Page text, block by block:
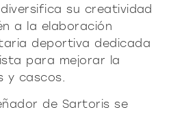
su creatividad
a la elaboración
deportiva dedicada
para mejorar la
y cascos.
de Sartoris se